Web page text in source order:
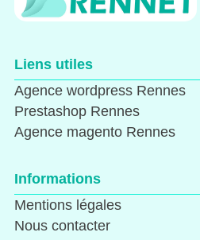
Liens utiles
Agence wordpress Rennes
Prestashop Rennes
Agence magento Rennes
Informations
Mentions légales
Nous contacter